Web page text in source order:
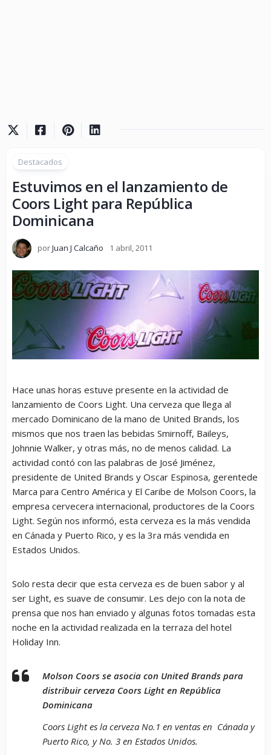
Destacados
Estuvimos en el lanzamiento de
Coors Light para República
Dominicana
porJuan J Calcaño 1 abril, 2011
Hace unas horas estuve presente en la actividad de
lanzamiento de Coors Light. Una cerveza que llega al
mercado Dominicano de la mano de United Brands, los
mismos que nos traen las bebidas Smirnoff, Baileys,
Johnnie Walker, y otras más, no de menos calidad. La
actividad contó con las palabras de José Jiménez,
presidente de United Brands y Oscar Espinosa, gerentede
Marca para Centro América y El Caribe de Molson Coors, la
empresa cervecera internacional, productores de la Coors
Light. Según nos informó, esta cerveza es la más vendida
en Cánada y Puerto Rico, y es la 3ra más vendida en
Estados Unidos.
Solo resta decir que esta cerveza es de buen sabor y al
ser Light, es suave de consumir. Les dejo con la nota de
prensa que nos han enviado y algunas fotos tomadas esta
noche en la actividad realizada en la terraza del hotel
Holiday Inn.
Molson Coors se asocia con United Brands para
distribuir cerveza Coors Light en República
Dominicana
Coors Light es la cerveza No.1 en ventas en Cánada y
Puerto Rico, y No. 3 en Estados Unidos.